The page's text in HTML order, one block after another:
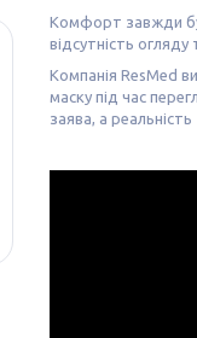
Комфорт завжди
відсутність огляду
Компанія ResMed
маску під час
заява, а реальність